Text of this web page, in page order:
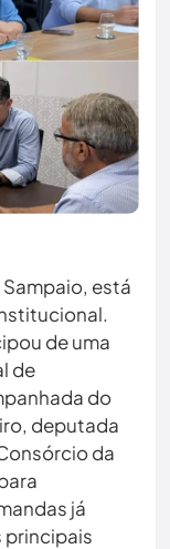
está
de uma
de
do
deputada
da
já
principais